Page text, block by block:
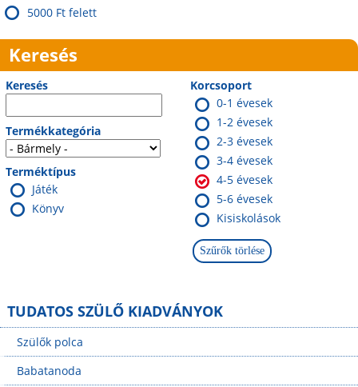
5000 Ft felett
Keresés
Keresés
Termékkategória
Terméktípus
Játék
Könyv
Korcsoport
0-1 évesek
1-2 évesek
2-3 évesek
3-4 évesek
4-5 évesek
5-6 évesek
Kisiskolások
TUDATOS SZÜLŐ KIADVÁNYOK
Szülők polca
Babatanoda